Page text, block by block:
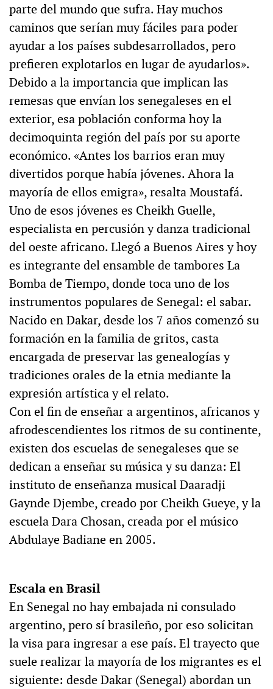
parte del mundo que sufra. Hay muchos
caminos que serían muy fáciles para poder
ayudar a los países subdesarrollados, pero
prefieren explotarlos en lugar de ayudarlos».
Debido a la importancia que implican las
remesas que envían los senegaleses en el
exterior, esa población conforma hoy la
decimoquinta región del país por su aporte
económico. «Antes los barrios eran muy
divertidos porque había jóvenes. Ahora la
mayoría de ellos emigra», resalta Moustafá.
Uno de esos jóvenes es Cheikh Guelle,
especialista en percusión y danza tradicional
del oeste africano. Llegó a Buenos Aires y hoy
es integrante del ensamble de tambores La
Bomba de Tiempo, donde toca uno de los
instrumentos populares de Senegal: el sabar.
Nacido en Dakar, desde los 7 años comenzó su
formación en la familia de gritos, casta
encargada de preservar las genealogías y
tradiciones orales de la etnia mediante la
expresión artística y el relato.
Con el fin de enseñar a argentinos, africanos y
afrodescendientes los ritmos de su continente,
existen dos escuelas de senegaleses que se
dedican a enseñar su música y su danza: El
instituto de enseñanza musical Daaradji
Gaynde Djembe, creado por Cheikh Gueye, y la
escuela Dara Chosan, creada por el músico
Abdulaye Badiane en 2005.
Escala en Brasil
En Senegal no hay embajada ni consulado
argentino, pero sí brasileño, por eso solicitan
la visa para ingresar a ese país. El trayecto que
suele realizar la mayoría de los migrantes es el
siguiente: desde Dakar (Senegal) abordan un